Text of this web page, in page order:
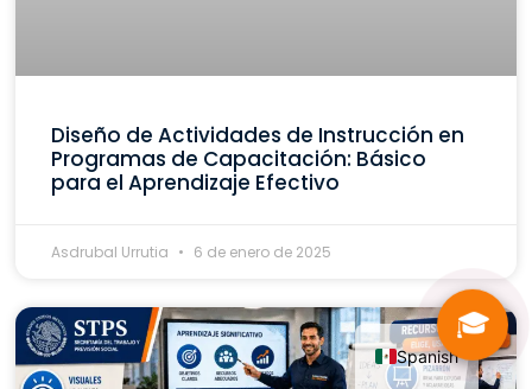
Diseño de Actividades de Instrucción en
Programas de Capacitación: Básico
para el Aprendizaje Efectivo
Asdrubal Urrutia 6 de enero de 2025
🎓
Spanish